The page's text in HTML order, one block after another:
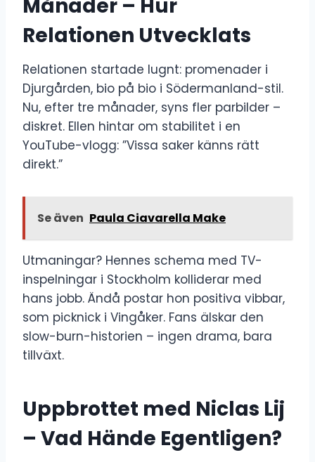
Månader – Hur
Relationen Utvecklats
Relationen startade lugnt: promenader i
Djurgården, bio på bio i Södermanland-stil.
Nu, efter tre månader, syns fler parbilder –
diskret. Ellen hintar om stabilitet i en
YouTube-vlogg: ”Vissa saker känns rätt
direkt.”
Se även Paula Ciavarella Make
Utmaningar? Hennes schema med TV-
inspelningar i Stockholm kolliderar med
hans jobb. Ändå postar hon positiva vibbar,
som picknick i Vingåker. Fans älskar den
slow-burn-historien – ingen drama, bara
tillväxt.
Uppbrottet med Niclas Lij
– Vad Hände Egentligen?